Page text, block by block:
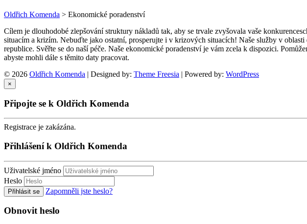
Oldřich Komenda > Ekonomické poradenství
Cílem je dlouhodobé zlepšování struktury nákladů tak, aby se trvale zvyšovala vaše
situacím a krizím. Nebuďte jako ostatní, prosperujte i v krizových situacích! Naše služby v
republice. Svěřte se do naší péče. Naše ekonomické poradenství je vám zcela k dispozici.
abyste mohli dále s těmito daty pracovat.
© 2026 Oldřich Komenda | Designed by: Theme Freesia | Powered by: WordPress
×
Připojte se k Oldřich Komenda
Registrace je zakázána.
Přihlášení k Oldřich Komenda
Uživatelské jméno
Heslo
Přihlásit se Zapomněli jste heslo?
Obnovit heslo